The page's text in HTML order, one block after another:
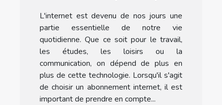
abonnement internet ?
L'internet est devenu de nos jours une
partie essentielle de notre vie
quotidienne. Que ce soit pour le travail,
les études, les loisirs ou la
communication, on dépend de plus en
plus de cette technologie. Lorsqu'il s'agit
de choisir un abonnement internet, il est
important de prendre en compte...